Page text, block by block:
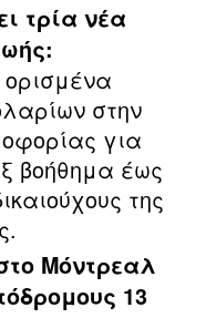
τρία νέα
στην
για
βοήθημα έως
της
Μόντρεαλ
13